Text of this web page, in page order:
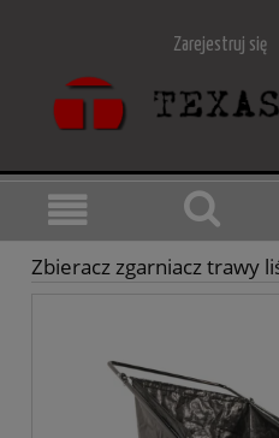
Zarejestruj się
Zbieracz zgarniacz trawy